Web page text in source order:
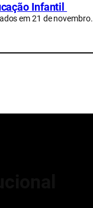
Infantil
em 21 de novembro.